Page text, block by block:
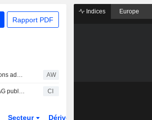
Rapport PDF
Highlight Event: toutes les propositions adoptées en assemblée générale AW
Highlight Event and Entertainment AG publie ses résultats pour l'exercice clos le 31 décembre 2025 CI
Secteur Dérivés
Indices Europe